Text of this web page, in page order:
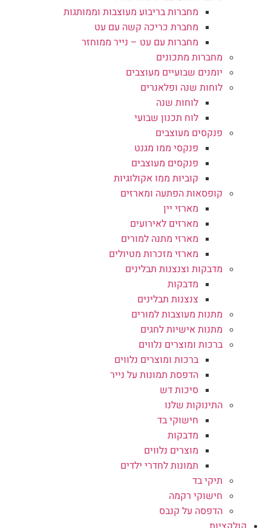
מחברות בריבוע מעוצבות וממותגות
מחברת כריכה קשה עם עט
מחברות עם עט – נייר ממוחזר
מחברות מתכונים
יומנים שבועיים מעוצבים
לוחות שנה ופלאנרים
לוחות שנה
לוח תכנון שבועי
פנקסים מעוצבים
פנקסי ממו מגנט
פנקסים מעוצבים
קוביות ממו אקולוגיות
קופסאות הפתעה ומארזים
מארזי יין
מארזים לאירועים
מארזי מתנה למורים
מארזי מזכרות מטיולים
מדבקות וצנצנות תבלינים
מדבקות
צנצנות תבלינים
מתנות מעוצבות למורים
מתנות אישיות לחגים
ברכות ומוצרים נלווים
ברכות ומוצרים נלווים
הדפסת תמונות על נייר
סיכות דש
התינוקות שלנו
חישוקי בד
מדבקות
מוצרים נלווים
תמונות לחדרי ילדים
תיקי בד
חישוקי רקמה
הדפסה על קנבס